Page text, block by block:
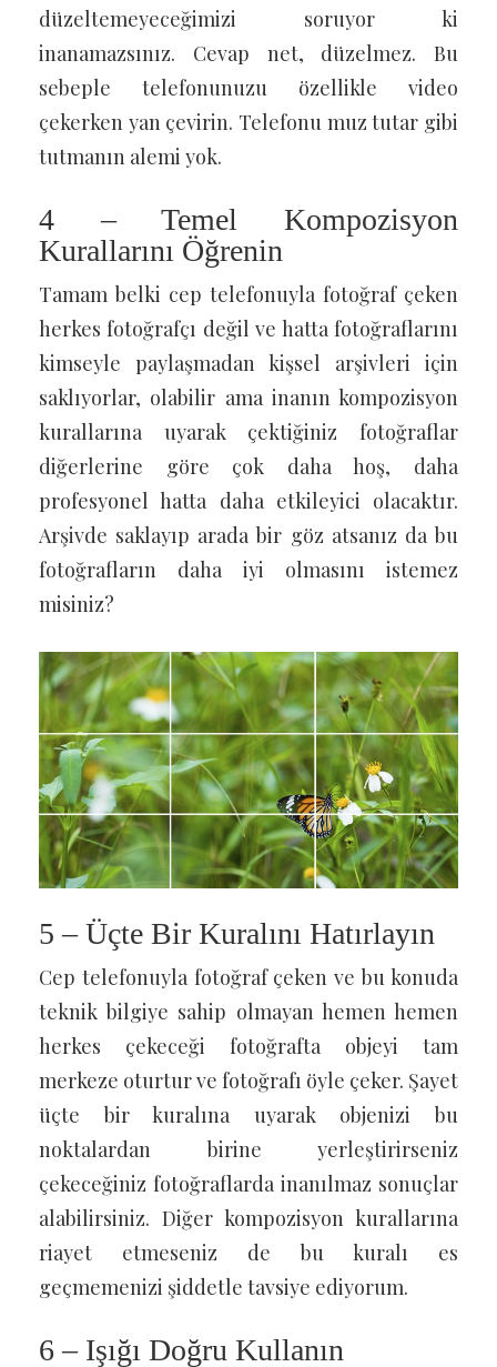
düzeltemeyeceğimizi soruyor ki
inanamazsınız. Cevap net, düzelmez. Bu
sebeple telefonunuzu özellikle video
çekerken yan çevirin. Telefonu muz tutar gibi
tutmanın alemi yok.
4 – Temel Kompozisyon
Kurallarını Öğrenin
Tamam belki cep telefonuyla fotoğraf çeken
herkes fotoğrafçı değil ve hatta fotoğraflarını
kimseyle paylaşmadan kişsel arşivleri için
saklıyorlar, olabilir ama inanın kompozisyon
kurallarına uyarak çektiğiniz fotoğraflar
diğerlerine göre çok daha hoş, daha
profesyonel hatta daha etkileyici olacaktır.
Arşivde saklayıp arada bir göz atsanız da bu
fotoğrafların daha iyi olmasını istemez
misiniz?
5 – Üçte Bir Kuralını Hatırlayın
Cep telefonuyla fotoğraf çeken ve bu konuda
teknik bilgiye sahip olmayan hemen hemen
herkes çekeceği fotoğrafta objeyi tam
merkeze oturtur ve fotoğrafı öyle çeker. Şayet
üçte bir kuralına uyarak objenizi bu
noktalardan birine yerleştirirseniz
çekeceğiniz fotoğraflarda inanılmaz sonuçlar
alabilirsiniz. Diğer kompozisyon kurallarına
riayet etmeseniz de bu kuralı es
geçmemenizi şiddetle tavsiye ediyorum.
6 – Işığı Doğru Kullanın